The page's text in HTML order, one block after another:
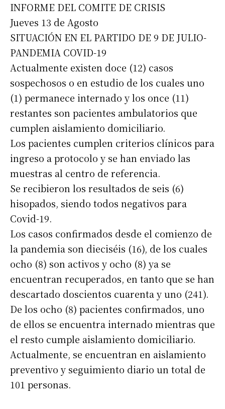
INFORME DEL COMITE DE CRISIS
Jueves 13 de Agosto
SITUACIÓN EN EL PARTIDO DE 9 DE JULIO-
PANDEMIA COVID-19
Actualmente existen doce (12) casos
sospechosos o en estudio de los cuales uno
(1) permanece internado y los once (11)
restantes son pacientes ambulatorios que
cumplen aislamiento domiciliario.
Los pacientes cumplen criterios clínicos para
ingreso a protocolo y se han enviado las
muestras al centro de referencia.
Se recibieron los resultados de seis (6)
hisopados, siendo todos negativos para
Covid-19.
Los casos confirmados desde el comienzo de
la pandemia son dieciséis (16), de los cuales
ocho (8) son activos y ocho (8) ya se
encuentran recuperados, en tanto que se han
descartado doscientos cuarenta y uno (241).
De los ocho (8) pacientes confirmados, uno
de ellos se encuentra internado mientras que
el resto cumple aislamiento domiciliario.
Actualmente, se encuentran en aislamiento
preventivo y seguimiento diario un total de
101 personas.